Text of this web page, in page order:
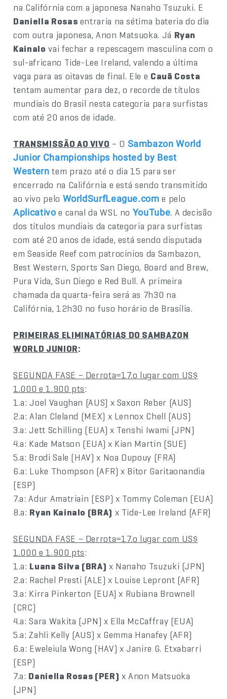
na Califórnia com a japonesa Nanaho Tsuzuki. E
Daniella Rosas entraria na sétima bateria do dia
com outra japonesa, Anon Matsuoka. Já Ryan
Kainalo vai fechar a repescagem masculina com o
sul-africano Tide-Lee Ireland, valendo a última
vaga para as oitavas de final. Ele e Cauã Costa
tentam aumentar para dez, o recorde de títulos
mundiais do Brasil nesta categoria para surfistas
com até 20 anos de idade.
TRANSMISSÃO AO VIVO – O Sambazon World
Junior Championships hosted by Best
Western tem prazo até o dia 15 para ser
encerrado na Califórnia e está sendo transmitido
ao vivo pelo WorldSurfLeague.com e pelo
Aplicativoe canal da WSL no YouTube. A decisão
dos títulos mundiais da categoria para surfistas
com até 20 anos de idade, está sendo disputada
em Seaside Reef com patrocínios da Sambazon,
Best Western, Sports San Diego, Board and Brew,
Pura Vida, Sun Diego e Red Bull. A primeira
chamada da quarta-feira será as 7h30 na
Califórnia, 12h30 no fuso horário de Brasília.
PRIMEIRAS ELIMINATÓRIAS DO SAMBAZON
WORLD JUNIOR:
SEGUNDA FASE – Derrota=17.o lugar com US$
1.000 e 1.900 pts:
1.a: Joel Vaughan (AUS) x Saxon Reber (AUS)
2.a: Alan Cleland (MEX) x Lennox Chell (AUS)
3.a: Jett Schilling (EUA) x Tenshi Iwami (JPN)
4.a: Kade Matson (EUA) x Kian Martin (SUE)
5.a: Brodi Sale (HAV) x Noa Dupouy (FRA)
6.a: Luke Thompson (AFR) x Bitor Garitaonandia
(ESP)
7.a: Adur Amatriain (ESP) x Tommy Coleman (EUA)
8.a: Ryan Kainalo (BRA) x Tide-Lee Ireland (AFR)
SEGUNDA FASE – Derrota=17.o lugar com US$
1.000 e 1.900 pts:
1.a: Luana Silva (BRA) x Nanaho Tsuzuki (JPN)
2.a: Rachel Presti (ALE) x Louise Lepront (AFR)
3.a: Kirra Pinkerton (EUA) x Rubiana Brownell
(CRC)
4.a: Sara Wakita (JPN) x Ella McCaffray (EUA)
5.a: Zahli Kelly (AUS) x Gemma Hanafey (AFR)
6.a: Eweleiula Wong (HAV) x Janire G. Etxabarri
(ESP)
7.a: Daniella Rosas (PER) x Anon Matsuoka
(JPN)